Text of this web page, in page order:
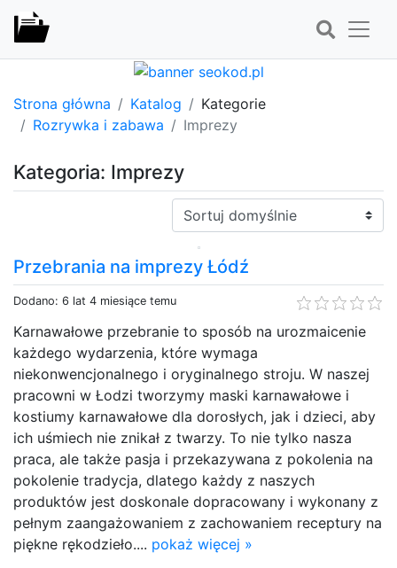
Strona główna Katalog
Kategorie
Rozrywka i zabawa
Imprezy
Kategoria: Imprezy
Sortuj:
Przebrania na imprezy Łódź
Dodano: 6 lat 4 miesiące temu
Karnawałowe przebranie to sposób na urozmaicenie
każdego wydarzenia, które wymaga
niekonwencjonalnego i oryginalnego stroju. W naszej
pracowni w Łodzi tworzymy maski karnawałowe i
kostiumy karnawałowe dla dorosłych, jak i dzieci, aby
ich uśmiech nie znikał z twarzy. To nie tylko nasza
praca, ale także pasja i przekazywana z pokolenia na
pokolenie tradycja, dlatego każdy z naszych
produktów jest doskonale dopracowany i wykonany z
pełnym zaangażowaniem z zachowaniem receptury na
piękne rękodzieło.... pokaż więcej »